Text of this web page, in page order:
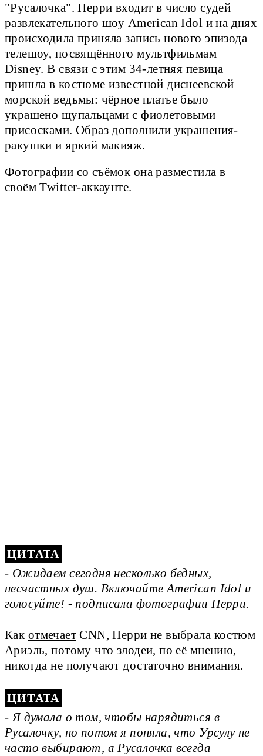
"Русалочка". Перри входит в число судей
развлекательного шоу American Idol и на днях
происходила приняла запись нового эпизода
телешоу, посвящённого мультфильмам
Disney. В связи с этим 34-летняя певица
пришла в костюме известной диснеевской
морской ведьмы: чёрное платье было
украшено щупальцами с фиолетовыми
присосками. Образ дополнили украшения-
ракушки и яркий макияж.
Фотографии со съёмок она разместила в
своём Twitter-аккаунте.
- Ожидаем сегодня несколько бедных,
несчастных душ. Включайте American Idol и
голосуйте! - подписала фотографии Перри.
Как отмечает CNN, Перри не выбрала костюм
Ариэль, потому что злодеи, по её мнению,
никогда не получают достаточно внимания.
- Я думала о том, чтобы нарядиться в
Русалочку, но потом я поняла, что Урсулу не
часто выбирают, а Русалочка всегда